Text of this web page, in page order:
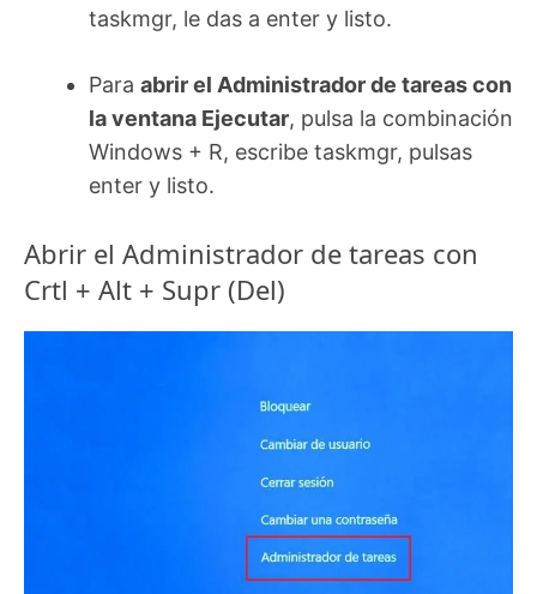
taskmgr, le das a enter y listo.
Para abrir el Administrador de tareas con
la ventana Ejecutar, pulsa la combinación
Windows + R, escribe taskmgr, pulsas
enter y listo.
Abrir el Administrador de tareas con
Crtl + Alt + Supr (Del)